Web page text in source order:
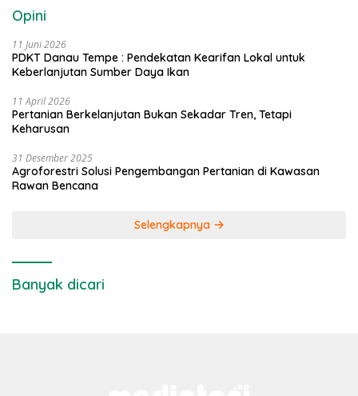
Opini
11 Juni 2026
PDKT Danau Tempe : Pendekatan Kearifan Lokal untuk
Keberlanjutan Sumber Daya Ikan
11 April 2026
Pertanian Berkelanjutan Bukan Sekadar Tren, Tetapi
Keharusan
31 Desember 2025
Agroforestri Solusi Pengembangan Pertanian di Kawasan
Rawan Bencana
Selengkapnya
Banyak dicari